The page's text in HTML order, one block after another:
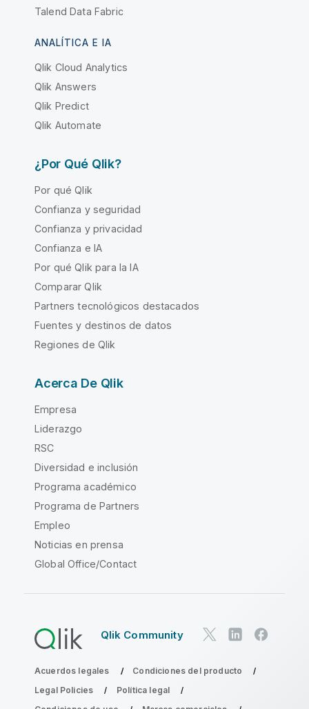
Talend Data Fabric
ANALÍTICA E IA
Qlik Cloud Analytics
Qlik Answers
Qlik Predict
Qlik Automate
¿Por Qué Qlik?
Por qué Qlik
Confianza y seguridad
Confianza y privacidad
Confianza e IA
Por qué Qlik para la IA
Comparar Qlik
Partners tecnológicos destacados
Fuentes y destinos de datos
Regiones de Qlik
Acerca De Qlik
Empresa
Liderazgo
RSC
Diversidad e inclusión
Programa académico
Programa de Partners
Empleo
Noticias en prensa
Global Office/Contact
Qlik Community
Acuerdos legales
Condiciones del producto
Legal Policies
Política legal